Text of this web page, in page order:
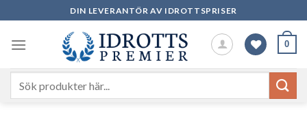
to
content
DIN LEVERANTÖR AV IDROTTSPRISER
0